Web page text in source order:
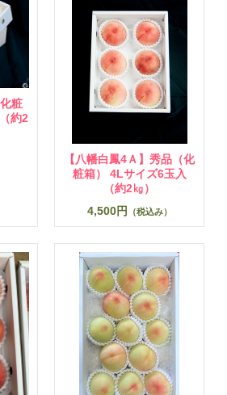
粧
約2
【八幡白鳳4Ａ】秀品（化
粧箱） 4Lサイズ6玉入
（約2㎏）
4,500円
（税込み）